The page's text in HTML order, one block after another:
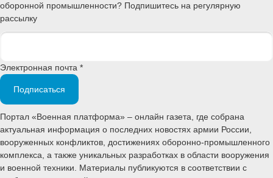
оборонной промышленности? Подпишитесь на регулярную
рассылку
Электронная почта *
Подписаться
Портал «Военная платформа» – онлайн газета, где собрана
актуальная информация о последних новостях армии России,
вооруженных конфликтов, достижениях оборонно-промышленного
комплекса, а также уникальных разработках в области вооружения
и военной техники. Материалы публикуются в соответствии с